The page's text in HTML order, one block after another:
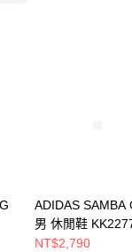
戶狀況，依本公司即
ADIDAS SAMBA
男 休閒鞋
NT$2,790